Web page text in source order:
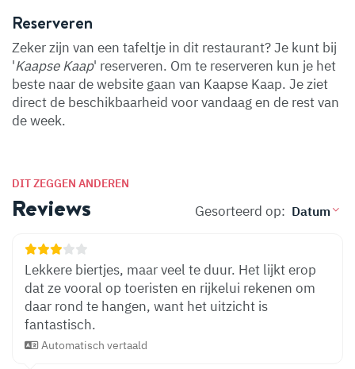
Reserveren
Zeker zijn van een tafeltje in dit restaurant? Je kunt bij
'Kaapse Kaap' reserveren. Om te reserveren kun je het
beste naar de website gaan van Kaapse Kaap. Je ziet
direct de beschikbaarheid voor vandaag en de rest van
de week.
DIT ZEGGEN ANDEREN
Reviews Gesorteerd op:
Lekkere biertjes, maar veel te duur. Het lijkt erop
dat ze vooral op toeristen en rijkelui rekenen om
daar rond te hangen, want het uitzicht is
fantastisch.
Automatisch vertaald